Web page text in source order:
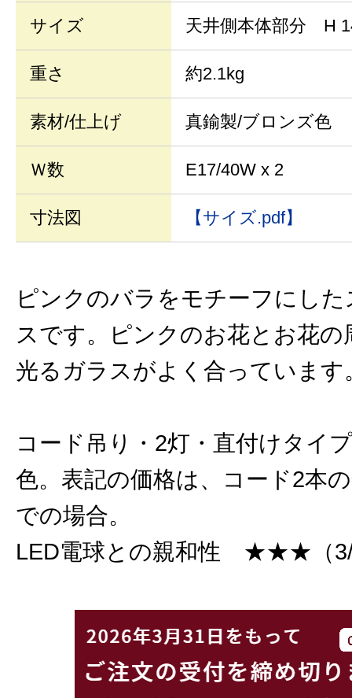
サイズ 天井側本体部分 H
重さ 約2.1kg
素材/仕上げ 真鍮製/ブロンズ色
Ｗ数 E17/40W x 2
寸法図 【サイズ.pdf】
ピンクのバラをモチーフにし
スです。ピンクのお花とお花の
光るガラスがよく合っています
コード吊り・2灯・直付けタイ
色。表記の価格は、コード2本
での場合。
LED電球との親和性 ★★★（